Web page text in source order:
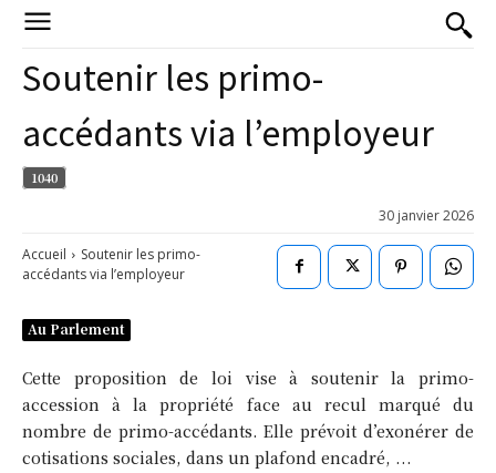
Soutenir les primo-
accédants via l’employeur
1040
30 janvier 2026
Accueil
Soutenir les primo-
accédants via l’employeur
Au Parlement
Cette proposition de loi vise à soutenir la primo-
accession à la propriété face au recul marqué du
nombre de primo-accédants. Elle prévoit d’exonérer de
cotisations sociales, dans un plafond encadré, ...